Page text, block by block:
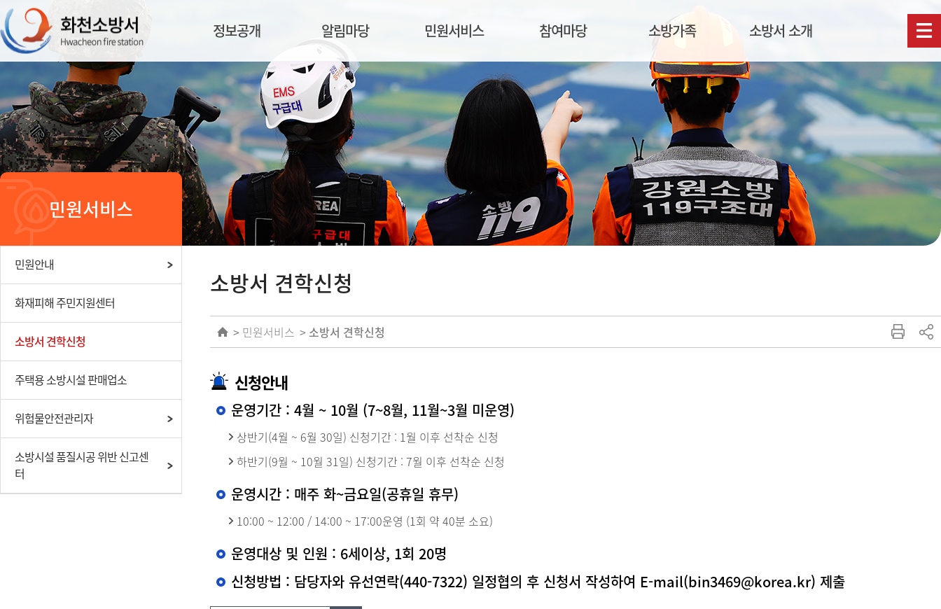
정보공개 알림마당 민원서비스 참여마당 소방가족 소방서 소개
민원서비스
민원안내
화재피해 주민지원센터
소방서 견학신청
주택용 소방시설 판매업소
위험물안전관리자
소방시설 품질시공 위반 신고센
터
소방서 견학신청
민원서비스 소방서 견학신청
신청안내
운영기간 : 4월 ~ 10월 (7~8월, 11월~3월 미운영)
상반기(4월 ~ 6월 30일) 신청기간 : 1월 이후 선착순 신청
하반기(9월 ~ 10월 31일) 신청기간 : 7월 이후 선착순 신청
운영시간 : 매주 화~금요일(공휴일 휴무)
10:00 ~ 12:00 / 14:00 ~ 17:00운영 (1회 약 40분 소요)
운영대상 및 인원 : 6세이상, 1회 20명
신청방법 : 담당자와 유선연락(440-7322) 일정협의 후 신청서 작성하여 E-mail(bin3469@korea.kr) 제출